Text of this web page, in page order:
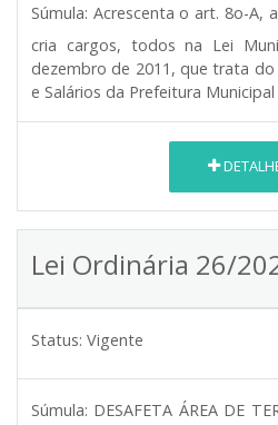
Súmula: Acrescenta o art. 8o-A,
cria cargos, todos na Lei
dezembro de 2011, que trata do
e Salários da Prefeitura Municipal
Lei Ordinária 26/
Status: Vigente
Súmula: DESAFETA ÁREA DE